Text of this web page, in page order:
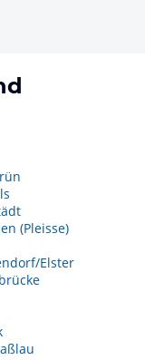
(Pleisse)
Elster